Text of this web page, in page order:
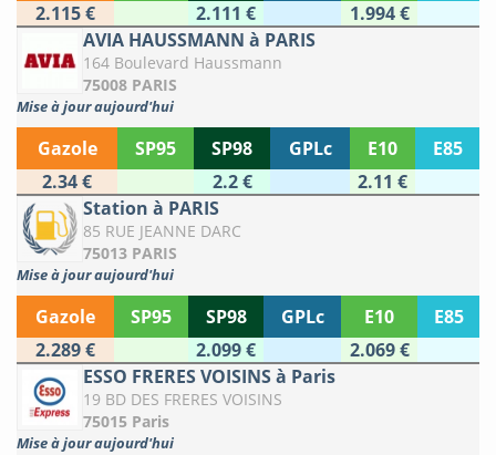
2.115 €
2.111 €
1.994 €
AVIA HAUSSMANN à PARIS
164 Boulevard Haussmann
75008 PARIS
Mise à jour aujourd'hui
Gazole SP95 SP98 GPLc E10
E85
2.34 €
2.2 €
2.11 €
Station à PARIS
85 RUE JEANNE DARC
75013 PARIS
Mise à jour aujourd'hui
Gazole SP95 SP98 GPLc E10
E85
2.289 €
2.099 €
2.069 €
ESSO FRERES VOISINS à Paris
19 BD DES FRERES VOISINS
75015 Paris
Mise à jour aujourd'hui